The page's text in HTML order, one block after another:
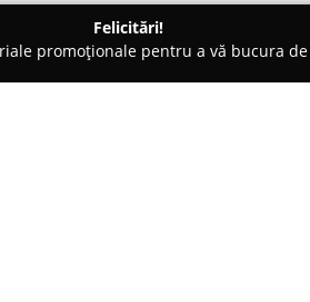
Felicitări!
promoționale pentru a vă bucura